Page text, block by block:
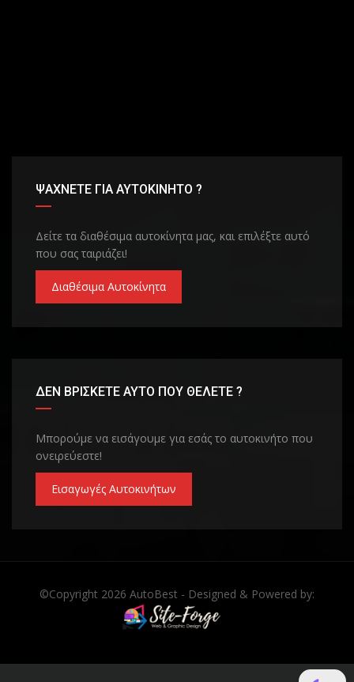
ΨΑΧΝΕΤΕ ΓΙΑ ΑΥΤΟΚΙΝΗΤΟ ?
Δείτε τα διαθέσιμα αυτοκίνητα μας, και επιλέξτε αυτό
που σας ταιριάζει!
Διαθέσιμα Αυτοκίνητα
ΔΕΝ ΒΡΙΣΚΕΤΕ ΑΥΤΟ ΠΟΥ ΘΕΛΕΤΕ ?
Μπορούμε να εισάγουμε για εσάς το αυτοκινήτο που
ονειρεύεστε!
Εισαγωγές Αυτοκινήτων
©Copyright 2026 AutoBest - Designed & Powered by: